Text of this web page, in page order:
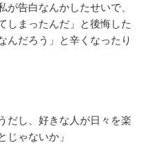
が告白なんかしたせいで、
しまったんだ」と後悔した
んだろう」と辛くなったり
だし、好きな人が日々を楽
じゃないか」